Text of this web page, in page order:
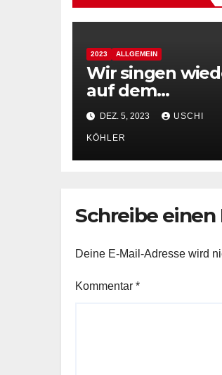
2023 ALLGEMEIN
Wir singen
auf dem
in Sandhausen!
DEZ. 5, 2023 USCHI
KÖHLER
Schreibe
Deine E-Mail-Adresse wird
Kommentar *